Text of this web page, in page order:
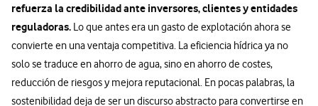
refuerza la credibilidad ante inversores, clientes y entidades
reguladoras. Lo que antes era un gasto de explotación ahora se
convierte en una ventaja competitiva. La eficiencia hídrica ya no
solo se traduce en ahorro de agua, sino en ahorro de costes,
reducción de riesgos y mejora reputacional. En pocas palabras, la
sostenibilidad deja de ser un discurso abstracto para convertirse en